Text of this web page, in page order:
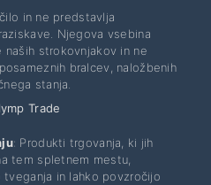
in ne predstavlja
Njegova vsebina
strokovnjakov in ne
bralcev, naložbenih
stanja.
Trade
: Produkti trgovanja, ki jih
tem spletnem mestu,
in lahko povzročijo